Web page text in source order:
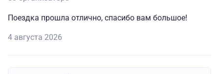
Отличное размещение в гостиницах с прекрасным
Поездка прошла отлично, спасибо вам большое!
4 августа 2026